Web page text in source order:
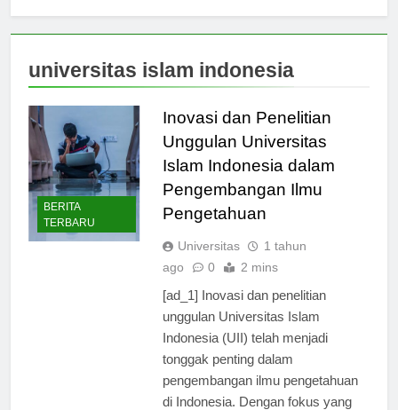
universitas islam indonesia
BERITA
TERBARU
Inovasi dan Penelitian
Unggulan Universitas
Islam Indonesia dalam
Pengembangan Ilmu
Pengetahuan
Universitas
1 tahun
ago
0 2 mins
[ad_1] Inovasi dan penelitian
unggulan Universitas Islam
Indonesia (UII) telah menjadi
tonggak penting dalam
pengembangan ilmu pengetahuan
di Indonesia. Dengan fokus yang